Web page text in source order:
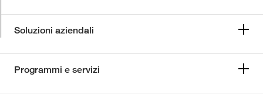
Soluzioni aziendali
Programmi e servizi